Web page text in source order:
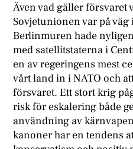
Även vad gäller försvaret
Sovjetunionen var på
Berlinmuren hade
med satellitstaterna i
en av regeringens mest
vårt land in i NATO och
försvaret. Ett stort krig
risk för eskalering både
användning av
kanoner har en tendens